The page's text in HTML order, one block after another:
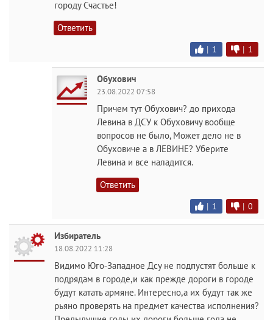
городу Счастье!
Ответить
| 1 | 1
Обухович
23.08.2022 07:58
Причем тут Обухович? до прихода
Левина в ДСУ к Обуховичу вообще
вопросов не было, Может дело не в
Обуховиче а в ЛЕВИНЕ? Уберите
Левина и все наладится.
Ответить
| 1 | 0
Избиратель
18.08.2022 11:28
Видимо Юго-Западное Дсу не подпустят больше к
подрядам в городе,и как прежде дороги в городе
будут катать армяне. Интересно,а их будут так же
рьяно проверять на предмет качества исполнения?